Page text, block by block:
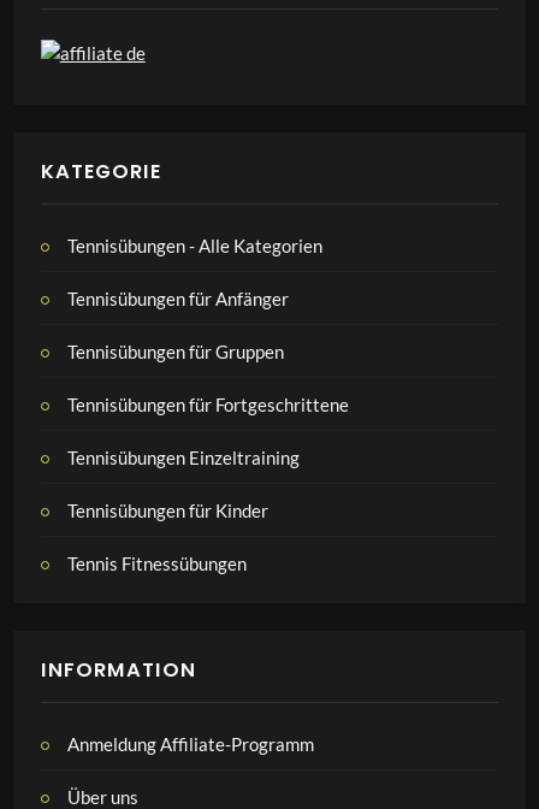
KATEGORIE
Tennisübungen - Alle Kategorien
Tennisübungen für Anfänger
Tennisübungen für Gruppen
Tennisübungen für Fortgeschrittene
Tennisübungen Einzeltraining
Tennisübungen für Kinder
Tennis Fitnessübungen
INFORMATION
Anmeldung Affiliate-Programm
Über uns